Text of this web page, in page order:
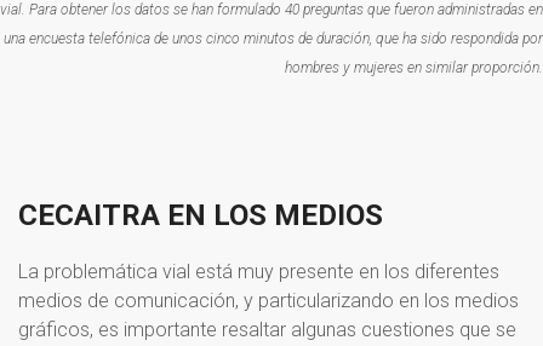
vial. Para obtener los datos se han formulado 40 preguntas que fueron administradas en
una encuesta telefónica de unos cinco minutos de duración, que ha sido respondida por
hombres y mujeres en similar proporción.
CECAITRA EN LOS MEDIOS
La problemática vial está muy presente en los diferentes
medios de comunicación, y particularizando en los medios
gráficos, es importante resaltar algunas cuestiones que se